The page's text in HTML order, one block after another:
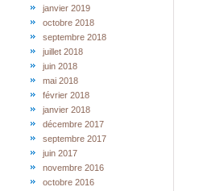
janvier 2019
octobre 2018
septembre 2018
juillet 2018
juin 2018
mai 2018
février 2018
janvier 2018
décembre 2017
septembre 2017
juin 2017
novembre 2016
octobre 2016